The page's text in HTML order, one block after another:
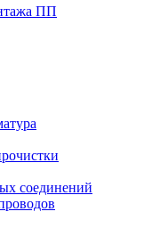
ПП
соединений